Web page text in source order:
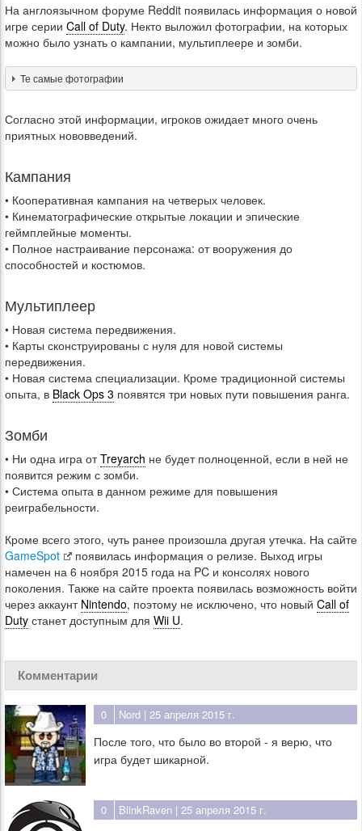
На англоязычном форуме Reddit появилась информация о новой
игре серии Call of Duty. Некто выложил фотографии, на которых
можно было узнать о кампании, мультиплеере и зомби.
Те самые фотографии
Согласно этой информации, игроков ожидает много очень
приятных нововведений.
Кампания
• Кооперативная кампания на четверых человек.
• Кинематографические открытые локации и эпические
геймплейные моменты.
• Полное настраивание персонажа: от вооружения до
способностей и костюмов.
Мультиплеер
• Новая система передвижения.
• Карты сконструированы с нуля для новой системы
передвижения.
• Новая система специализации. Кроме традиционной системы
опыта, в Black Ops 3 появятся три новых пути повышения ранга.
Зомби
• Ни одна игра отTreyarch не будет полноценной, если в ней не
появится режим с зомби.
• Система опыта в данном режиме для повышения
реиграбельности.
Кроме всего этого, чуть ранее произошла другая утечка. На сайте
GameSpot
появилась информация о релизе. Выход игры
намечен на 6 ноября 2015 года на PC и консолях нового
поколения. Также на сайте проекта появилась возможность войти
через аккаунт Nintendo, поэтому не исключено, что новый Call of
Duty станет доступным для Wii U.
Комментарии
0 Nord | 25 апреля 2015 г.
После того, что было во второй - я верю, что
игра будет шикарной.
0 BlinkRaven | 25 апреля 2015 г.